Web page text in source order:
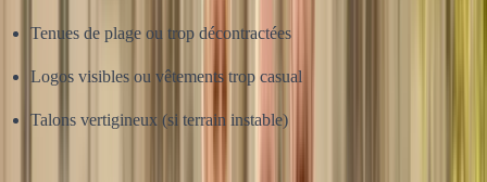
Tenues de plage ou trop décontractées
Logos visibles ou vêtements trop casual
Talons vertigineux (si terrain instable)